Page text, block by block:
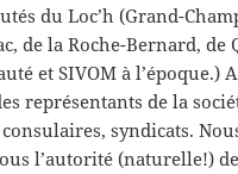
du Loc’h (Grand-
de la Roche-Bernard, de
et SIVOM à l’époque.)
représentants de la
syndicats.
l’autorité (naturelle!)